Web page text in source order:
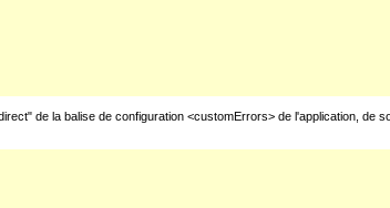
de la balise de configuration <customErrors> de l'application, de